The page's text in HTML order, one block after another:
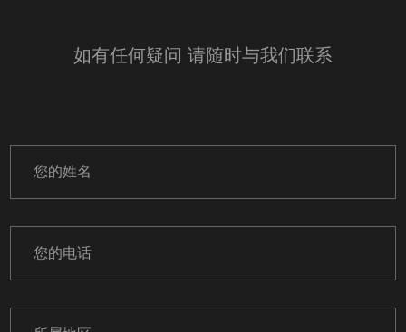
如有任何疑问 请随时与我们联系